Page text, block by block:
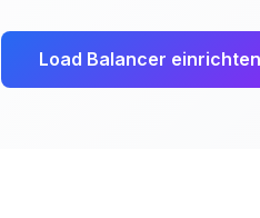
Load Balancer